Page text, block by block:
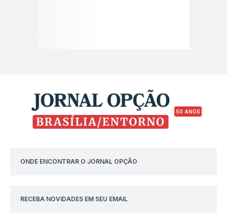
50 ANOS
ONDE ENCONTRAR O JORNAL OPÇÃO
RECEBA NOVIDADES EM SEU EMAIL